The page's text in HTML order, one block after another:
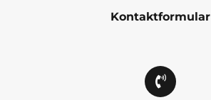
Kontaktformular